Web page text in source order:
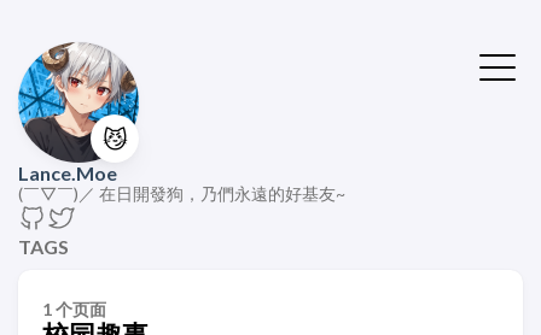
😼
Lance.Moe
(￣▽￣)／ 在日開發狗，乃們永遠的好基友~
TAGS
1 个页面